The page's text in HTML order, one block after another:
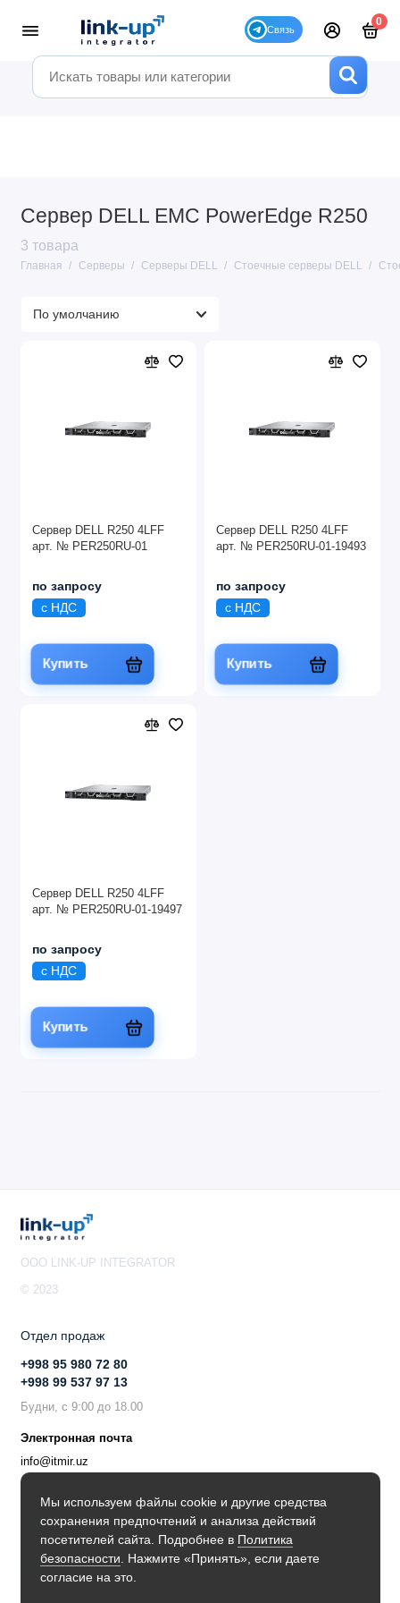
0
Сервер DELL EMC PowerEdge R250
3 товара
Главная Серверы Серверы DELL Стоечные серверы DELL
Сервер DELL R250 4LFF
арт. № PER250RU-01
по запросу
с НДС
Купить
Сервер DELL R250 4LFF
арт. № PER250RU-01-19493
по запросу
с НДС
Купить
Сервер DELL R250 4LFF
арт. № PER250RU-01-19497
по запросу
с НДС
Купить
Мы используем файлы cookie и другие средства
сохранения предпочтений и анализа действий
посетителей сайта. Подробнее в Политика
безопасности . Нажмите «Принять», если даете
согласие на это.
OOO LINK-UP INTEGRATOR
© 2023
Отдел продаж
+998 95 980 72 80
+998 99 537 97 13
Будни, с 9:00 до 18.00
Электронная почта
info@itmir.uz
Поддержка в мессенджере
Будьте в курсе наших новостей!